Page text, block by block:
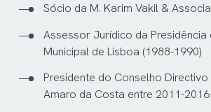
Sócio da M. Karim Vakil &
Assessor Jurídico da Presidência
Municipal de Lisboa (1988-1990)
Presidente do Conselho Directivo
Amaro da Costa entre 2011-2016